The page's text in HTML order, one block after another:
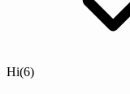
Ні(6)